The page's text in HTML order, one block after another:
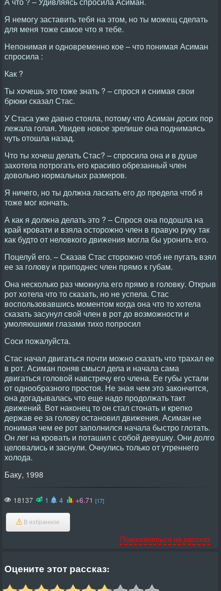
Я немогу заставить тебя на этом, но ты можещ сделать
для меня тоже самое что я тебе.
Непонимая и одновременно кое – что понимая Асиман
спросила :
Как ?
Ты хочешь это тоже знать ? – спрося и снимая свои
брюки сказал Стас.
У Стаса уже давно стояла, потому что Асиман досих пор
лежала голая. Увидев новое зрелише она поднимаясь
чуть отошла назад.
Что ты хочеш делать Стас? – спросила она и в душе
захотела потрогать его красиво обрезанный член
довольно нормальных размеров.
Я ничего, но ты должна ласкать его до предела чтоб я
тоже мог кончать.
А как я должна делать это ? – Спрося она подошла на
край кровати и взяла осторожно член в правую руку так
как будто от неловкого движения могла бы уронить его.
Поцелуй его. – Сказав Стас сторожно чтоб не пугать взял
ее за голову и приподнес член прямо к губам.
Она несколько раз чмокнула его прямо в головку. Открыв
рот хотела что то сказать, но не успела. Стас
воспользовавшись моментом когда она что то хотела
сказать засунул свой член в рот до возможности и
умоляюшими глазами тихо попросил
Соси пожалуйста.
Стас начал двигаться почти можно сказать что трахал ее
в рот. Асиман поняв смысл дела и начала сама
двигаться головой навстречу его члена. Ее губы устали
от однообразного простоя. Не зная чем это закончится,
она догадывалась что еще надо продолжать такт
движений. Вот наконец то он стал стонать и крепко
держав ее за голову остановил движения. Асиман не
понимая чем ее рот заполнился начала быстро глотать.
Он лег на кровать и поташил с собой девушку. Они долго
целовались и заснули. Очнулись только от утреннего
холода.
Баку, 1998
18137 1 4 +6.71 [17]
В избранное
Пожаловаться на рассказ
Оцените этот рассказ: